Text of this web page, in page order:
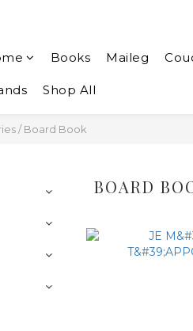
Books Maileg
Shop All
/Board Book
BOARD